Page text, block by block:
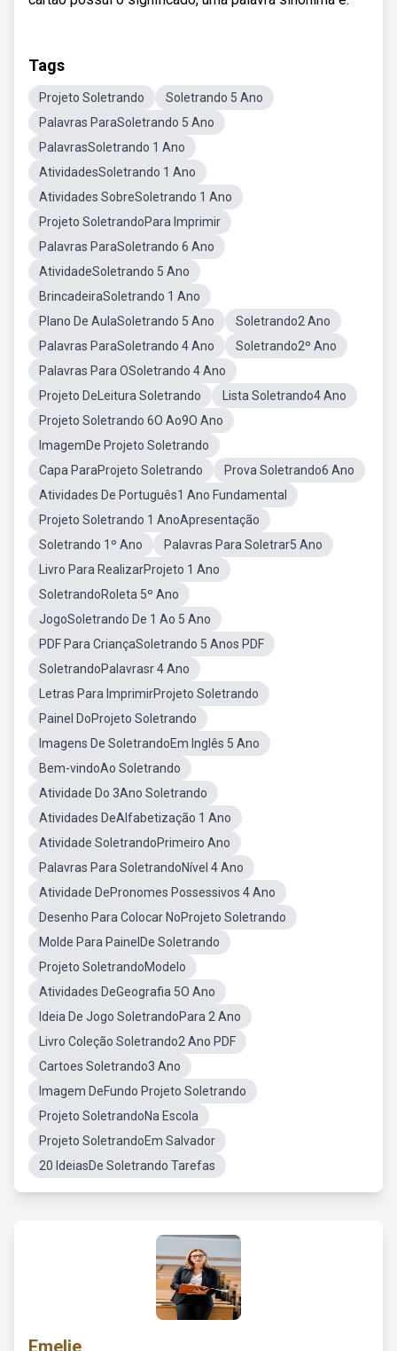
Tags
Projeto Soletrando
Soletrando 5 Ano
Palavras ParaSoletrando 5 Ano
PalavrasSoletrando 1 Ano
AtividadesSoletrando 1 Ano
Atividades SobreSoletrando 1 Ano
Projeto SoletrandoPara Imprimir
Palavras ParaSoletrando 6 Ano
AtividadeSoletrando 5 Ano
BrincadeiraSoletrando 1 Ano
Plano De AulaSoletrando 5 Ano
Soletrando2 Ano
Palavras ParaSoletrando 4 Ano
Soletrando2º Ano
Palavras Para OSoletrando 4 Ano
Projeto DeLeitura Soletrando
Lista Soletrando4 Ano
Projeto Soletrando 6O Ao9O Ano
ImagemDe Projeto Soletrando
Capa ParaProjeto Soletrando
Prova Soletrando6 Ano
Atividades De Português1 Ano Fundamental
Projeto Soletrando 1 AnoApresentação
Soletrando 1º Ano
Palavras Para Soletrar5 Ano
Livro Para RealizarProjeto 1 Ano
SoletrandoRoleta 5º Ano
JogoSoletrando De 1 Ao 5 Ano
PDF Para CriançaSoletrando 5 Anos PDF
SoletrandoPalavrasr 4 Ano
Letras Para ImprimirProjeto Soletrando
Painel DoProjeto Soletrando
Imagens De SoletrandoEm Inglês 5 Ano
Bem-vindoAo Soletrando
Atividade Do 3Ano Soletrando
Atividades DeAlfabetização 1 Ano
Atividade SoletrandoPrimeiro Ano
Palavras Para SoletrandoNível 4 Ano
Atividade DePronomes Possessivos 4 Ano
Desenho Para Colocar NoProjeto Soletrando
Molde Para PainelDe Soletrando
Projeto SoletrandoModelo
Atividades DeGeografia 5O Ano
Ideia De Jogo SoletrandoPara 2 Ano
Livro Coleção Soletrando2 Ano PDF
Cartoes Soletrando3 Ano
Imagem DeFundo Projeto Soletrando
Projeto SoletrandoNa Escola
Projeto SoletrandoEm Salvador
20 IdeiasDe Soletrando Tarefas
Emelie